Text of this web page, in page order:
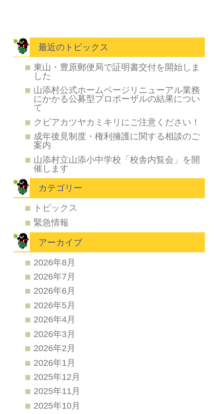
最近のトピックス
東山・豊原郵便局で証明書交付を開始しま
した
山添村公式ホームページリニューアル業務
にかかる公募型プロポーザルの結果につい
て
クビアカツヤカミキリにご注意ください！
成年後見制度・権利擁護に関する相談のご
案内
山添村立山添小中学校「校舎内覧会」を開
催します
カテゴリー
トピックス
緊急情報
アーカイブ
2026年8月
2026年7月
2026年6月
2026年5月
2026年4月
2026年3月
2026年2月
2026年1月
2025年12月
2025年11月
2025年10月